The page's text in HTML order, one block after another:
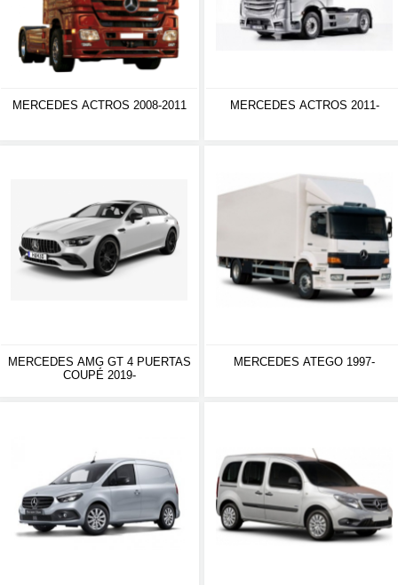
MERCEDES ACTROS 2008-2011 MERCEDES ACTROS 2011-
MERCEDES AMG GT 4 PUERTAS
COUPÉ 2019-
MERCEDES ATEGO 1997-